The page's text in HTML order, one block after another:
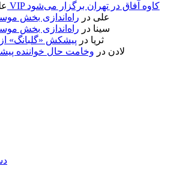
کنسرت VIP کاوه آفاق در تهران برگزار می‌شود
علی در راه‌اندازی بخش
سینا در راه‌اندازی بخش
ثریا در پیشکش «گلبانگ»
لادن در وخامت حال خواننده